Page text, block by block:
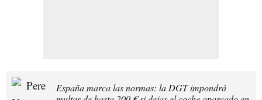
España marca las normas: la DGT impondrá